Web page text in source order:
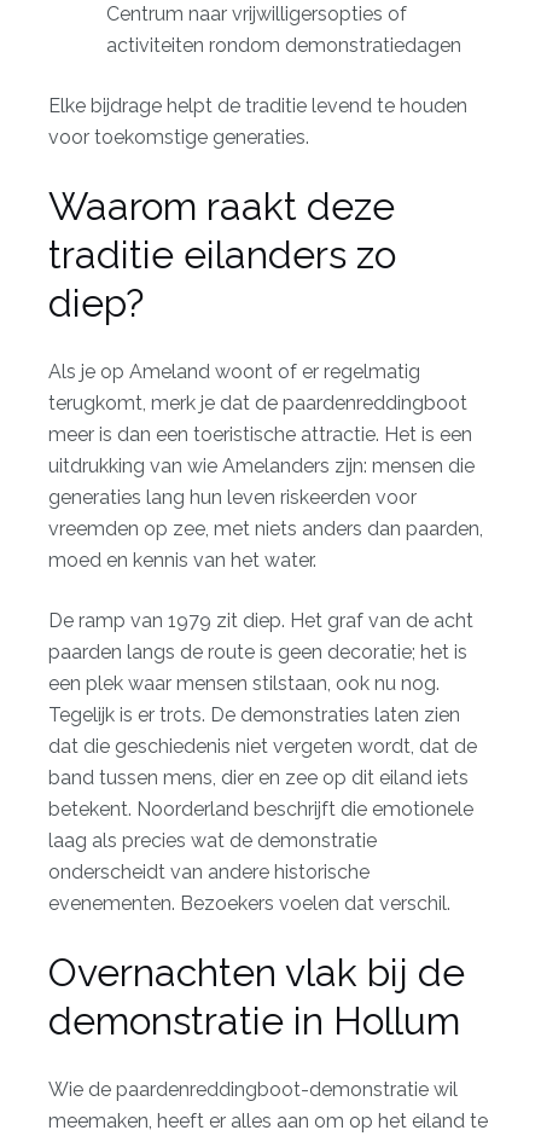
Centrum naar vrijwilligersopties of
activiteiten rondom demonstratiedagen
Elke bijdrage helpt de traditie levend te houden
voor toekomstige generaties.
Waarom raakt deze
traditie eilanders zo
diep?
Als je op Ameland woont of er regelmatig
terugkomt, merk je dat de paardenreddingboot
meer is dan een toeristische attractie. Het is een
uitdrukking van wie Amelanders zijn: mensen die
generaties lang hun leven riskeerden voor
vreemden op zee, met niets anders dan paarden,
moed en kennis van het water.
De ramp van 1979 zit diep. Het graf van de acht
paarden langs de route is geen decoratie; het is
een plek waar mensen stilstaan, ook nu nog.
Tegelijk is er trots. De demonstraties laten zien
dat die geschiedenis niet vergeten wordt, dat de
band tussen mens, dier en zee op dit eiland iets
betekent. Noorderland beschrijft die emotionele
laag als precies wat de demonstratie
onderscheidt van andere historische
evenementen. Bezoekers voelen dat verschil.
Overnachten vlak bij de
demonstratie in Hollum
Wie de paardenreddingboot-demonstratie wil
meemaken, heeft er alles aan om op het eiland te